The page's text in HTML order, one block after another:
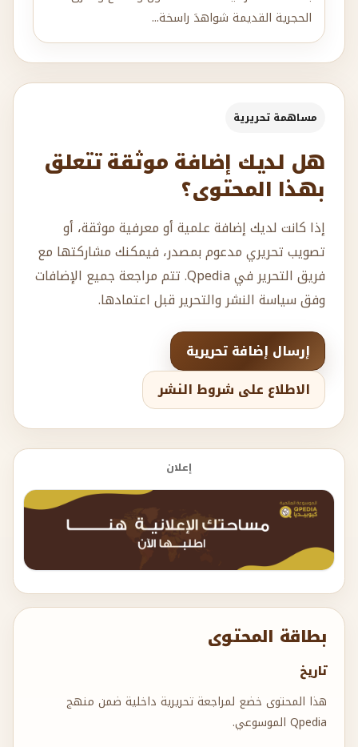
بطاقة المحتوى
تاريخ
هذا المحتوى خضع لمراجعة تحريرية داخلية ضمن منهج
Qpedia الموسوعي.
الحجرية القديمة شواهدَ راسخة...
مساهمة تحريرية
هل لديك إضافة موثقة تتعلق
بهذا المحتوى؟
إذا كانت لديك إضافة علمية أو معرفية موثقة، أو
تصويب تحريري مدعوم بمصدر، فيمكنك مشاركتها مع
فريق التحرير في Qpedia. تتم مراجعة جميع الإضافات
وفق سياسة النشر والتحرير قبل اعتمادها.
إرسال إضافة تحريرية
الاطلاع على شروط النشر
إعلان